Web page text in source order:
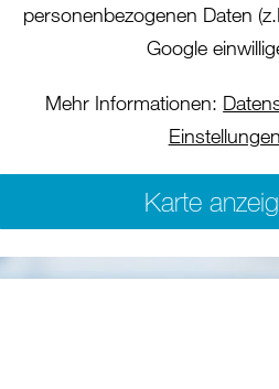
personenbezogenen Daten
Google
Mehr Informationen:
Einstellungen
Karte